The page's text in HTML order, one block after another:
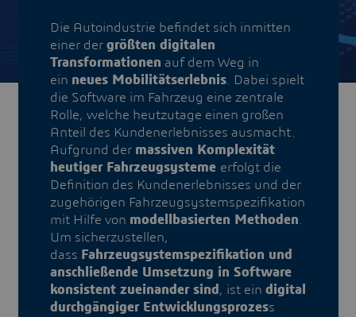
Die Autoindustrie befindet sich inmitten
einer der größten digitalen
Transformationen auf dem Weg in
ein neues Mobilitätserlebnis. Dabei spielt
die Software im Fahrzeug eine zentrale
Rolle, welche heutzutage einen großen
Anteil des Kundenerlebnisses ausmacht.
Aufgrund der massiven Komplexität
heutiger Fahrzeugsysteme erfolgt die
Definition des Kundenerlebnisses und der
zugehörigen Fahrzeugsystemspezifikation
mit Hilfe von modellbasierten Methoden
Um sicherzustellen,
dass Fahrzeugsystemspezifikation und
anschließende Umsetzung in Software
konsistent zueinander sind , ist ein digital
durchgängiger Entwicklungsprozess